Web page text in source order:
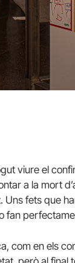
viure el
a la mort
fets que
fan
com en els